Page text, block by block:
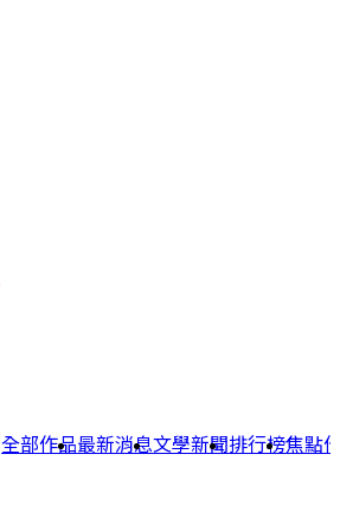
全部作品最新消息文學新聞排行榜焦點